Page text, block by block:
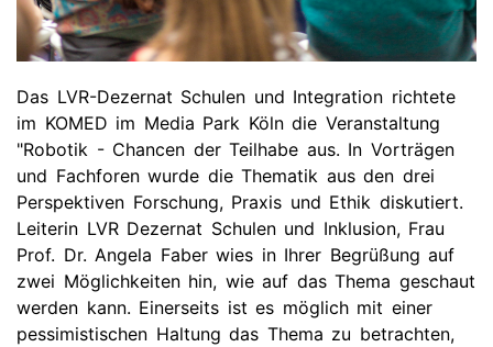
Das LVR-Dezernat Schulen und Integration richtete
im KOMED im Media Park Köln die Veranstaltung
"Robotik - Chancen der Teilhabe aus. In Vorträgen
und Fachforen wurde die Thematik aus den drei
Perspektiven Forschung, Praxis und Ethik diskutiert.
Leiterin LVR Dezernat Schulen und Inklusion, Frau
Prof. Dr. Angela Faber wies in Ihrer Begrüßung auf
zwei Möglichkeiten hin, wie auf das Thema geschaut
werden kann. Einerseits ist es möglich mit einer
pessimistischen Haltung das Thema zu betrachten,